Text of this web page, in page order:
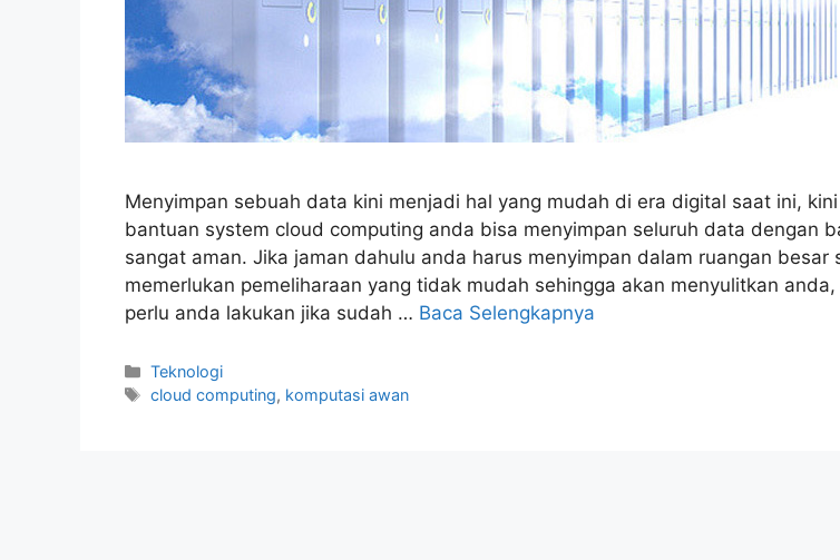
Menyimpan sebuah data kini menjadi hal yang mudah di era digital saat ini,
bantuan system cloud computing anda bisa menyimpan seluruh data dengan
sangat aman. Jika jaman dahulu anda harus menyimpan dalam ruangan besar
memerlukan pemeliharaan yang tidak mudah sehingga akan menyulitkan
perlu anda lakukan jika sudah … Baca Selengkapnya
Kategori
Teknologi
Tag
cloud computing, komputasi awan